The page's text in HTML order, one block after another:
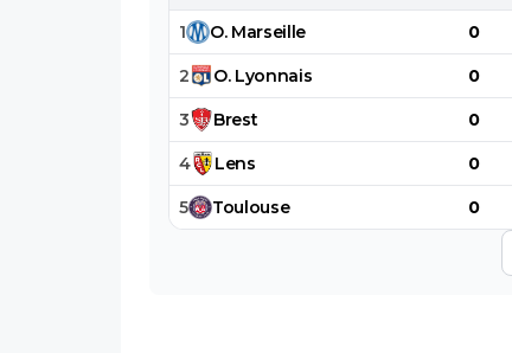
1 O. Marseille 0
2 O. Lyonnais 0
3 Brest 0
4 Lens 0
5 Toulouse 0